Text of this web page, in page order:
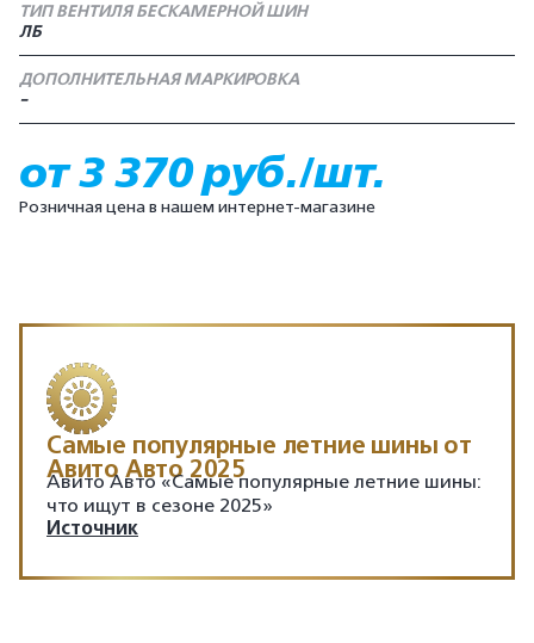
ТИП ВЕНТИЛЯ БЕСКАМЕРНОЙ ШИН
ЛБ
ДОПОЛНИТЕЛЬНАЯ МАРКИРОВКА
-
от 3 370 руб./шт.
Розничная цена в нашем интернет-магазине
Самые популярные летние шины от
Авито Авто 2025
Авито Авто «Самые популярные летние шины:
что ищут в сезоне 2025»
Источник